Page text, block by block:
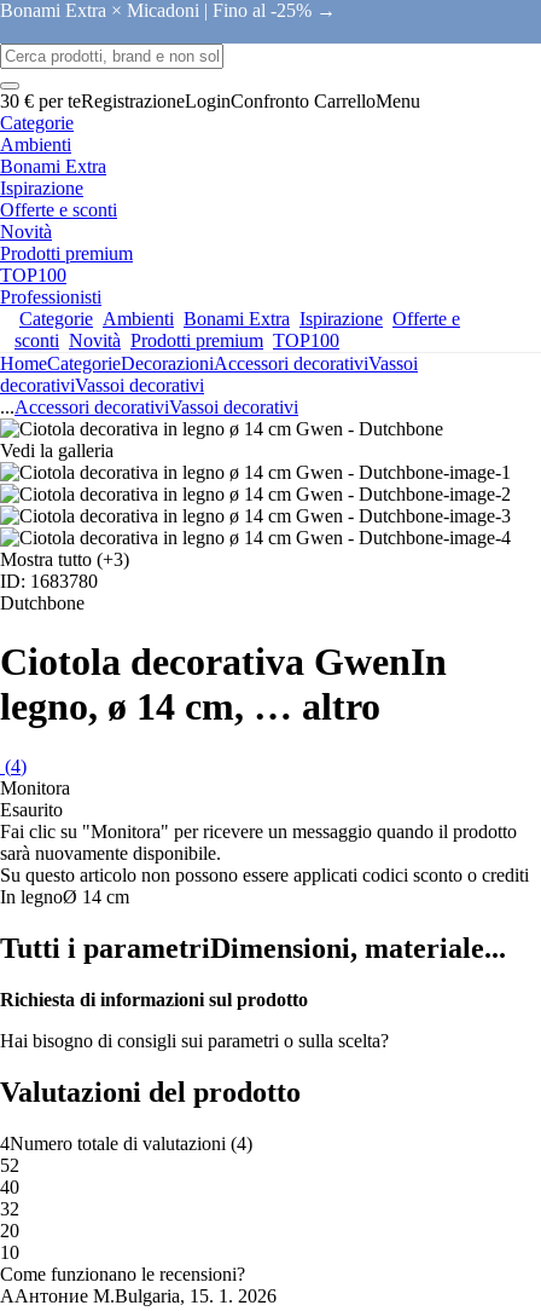
Bonami Extra × Micadoni | Fino al -25% →
30 € per teRegistrazioneLoginConfronto CarrelloMenu
Categorie
Ambienti
Bonami Extra
Ispirazione
Offerte e sconti
Novità
Prodotti premium
TOP100
Professionisti
Categorie Ambienti Bonami Extra Ispirazione Offerte e
sconti Novità Prodotti premium TOP100
HomeCategorieDecorazioniAccessori decorativiVassoi
decorativiVassoi decorativi
...Accessori decorativiVassoi decorativi
Vedi la galleria
Mostra tutto (+3)
ID: 1683780
Dutchbone
Ciotola decorativa GwenIn
legno, ø 14 cm, … altro
(4)
Monitora
Esaurito
Fai clic su "Monitora" per ricevere un messaggio quando il prodotto
sarà nuovamente disponibile.
Su questo articolo non possono essere applicati codici sconto o crediti
In legnoØ 14 cm
Tutti i parametriDimensioni, materiale...
Richiesta di informazioni sul prodotto
Hai bisogno di consigli sui parametri o sulla scelta?
Valutazioni del prodotto
4Numero totale di valutazioni (4)
52
40
32
20
10
Come funzionano le recensioni?
ААнтоние М.Bulgaria, 15. 1. 2026